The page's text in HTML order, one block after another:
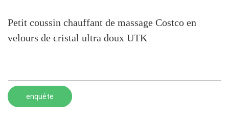
Petit coussin chauffant de massage Costco en
velours de cristal ultra doux UTK
enquête